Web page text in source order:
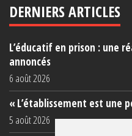
DERNIERS ARTICLES
L’éducatif en prison : une
annoncés
6 août 2026
« L’établissement est une
5 août 2026